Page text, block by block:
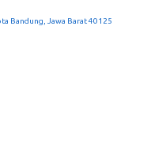
Bandung, Jawa Barat 40125